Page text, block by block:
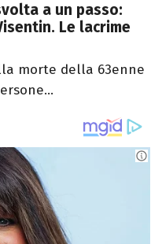
a un passo:
Le lacrime
morte della 63enne